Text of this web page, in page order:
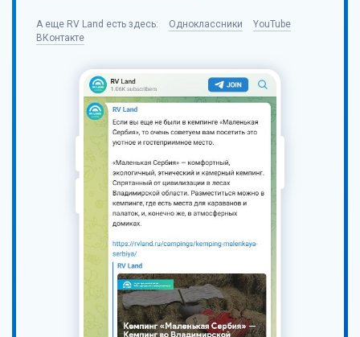
А еще RV Land есть здесь: Одноклассники
YouTube
ВКонтакте